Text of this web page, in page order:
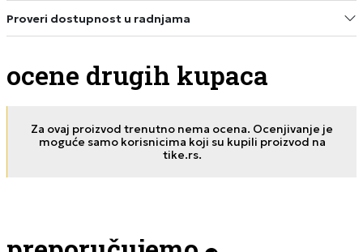
Proveri dostupnost u radnjama
ocene drugih kupaca
Za ovaj proizvod trenutno nema ocena. Ocenjivanje je
moguće samo korisnicima koji su kupili proizvod na
tike.rs.